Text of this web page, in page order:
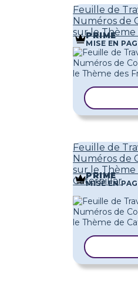
Feuille de
Numéros de
sur le Thème
PRIME
MISE EN
Feuille de
Numéros de
sur le Thème
Caterpillar
PRIME
MISE EN